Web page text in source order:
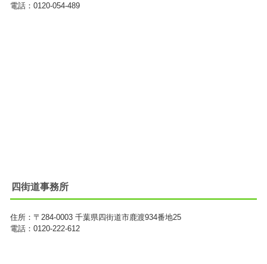
電話：0120-054-489
四街道事務所
住所： 〒284-0003 千葉県四街道市鹿渡934番地25
電話：0120-222-612